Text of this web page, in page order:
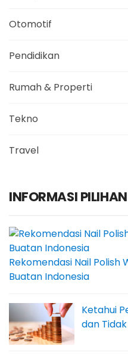
Otomotif
Pendidikan
Rumah & Properti
Tekno
Travel
INFORMASI PILIHAN
Rekomendasi Nail Polish
Buatan Indonesia
Ketahui
dan